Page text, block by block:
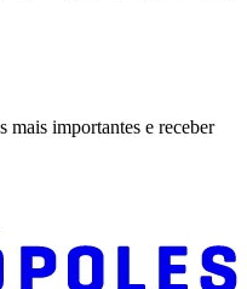
mais importantes e receber